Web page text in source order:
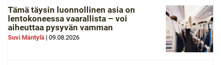
Tämä täysin luonnollinen asia on
lentokoneessa vaarallista – voi
aiheuttaa pysyvän vamman
Suvi Mäntylä | 09.08.2026